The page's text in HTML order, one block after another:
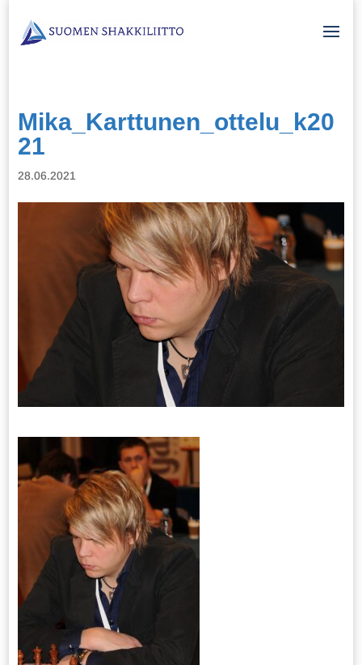
Mika_Karttunen_ottelu_k20
21
28.06.2021